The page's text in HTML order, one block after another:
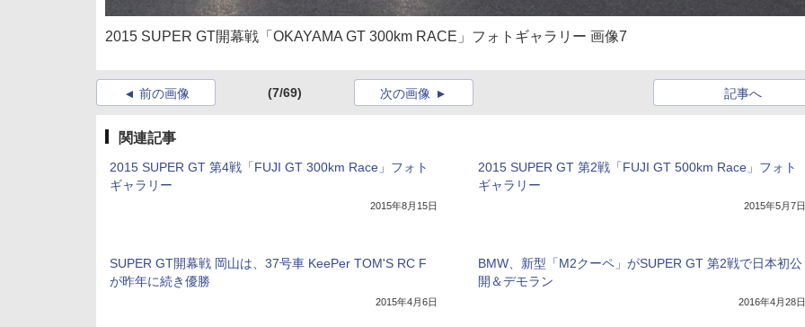
2015 SUPER GT開幕戦「OKAYAMA GT 300km RACE」フォトギャラリー 画像7
前の画像 (7/69) 記事へ
次の画像
関連記事
2015 SUPER GT 第4戦「FUJI GT 300km Race」フォト
ギャラリー
2015年8月15日
2015 SUPER GT 第2戦「FUJI GT 500km Race」フォト
ギャラリー
2015年5月7日
SUPER GT開幕戦 岡山は、37号車 KeePer TOM'S RC F
が昨年に続き優勝
2015年4月6日
BMW、新型「M2クーペ」がSUPER GT 第2戦で日本初公
開＆デモラン
2016年4月28日